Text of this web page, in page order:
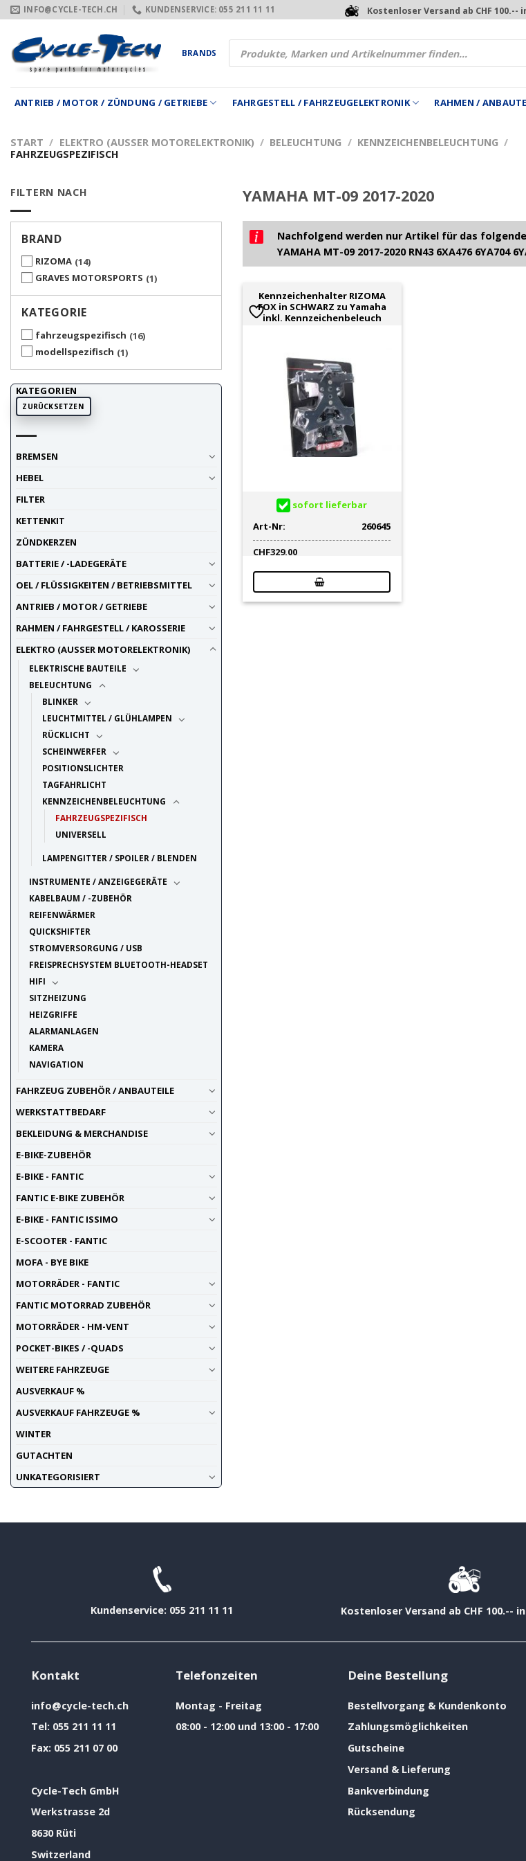
Zum
Inhalt
springen
INFO@CYCLE-TECH.CH KUNDENSERVICE: 055 211 11 11 Kostenloser Versand ab CHF 100.--
BRANDS
Products
search
ANTRIEB / MOTOR / ZÜNDUNG / GETRIEBE FAHRGESTELL / FAHRZEUGELEKTRONIK RAHMEN /
START / ELEKTRO (AUSSER MOTORELEKTRONIK) / BELEUCHTUNG / KENNZEICHENBELEUCHTUNG /
FAHRZEUGSPEZIFISCH
FILTERN NACH
BRAND
RIZOMA 14
GRAVES MOTORSPORTS 1
KATEGORIE
fahrzeugspezifisch 16
modellspezifisch 1
KATEGORIEN
ZURÜCKSETZEN
BREMSEN
HEBEL
FILTER
KETTENKIT
ZÜNDKERZEN
BATTERIE / -LADEGERÄTE
OEL / FLÜSSIGKEITEN / BETRIEBSMITTEL
ANTRIEB / MOTOR / GETRIEBE
RAHMEN / FAHRGESTELL / KAROSSERIE
ELEKTRO (AUSSER MOTORELEKTRONIK)
ELEKTRISCHE BAUTEILE
BELEUCHTUNG
BLINKER
LEUCHTMITTEL / GLÜHLAMPEN
RÜCKLICHT
SCHEINWERFER
POSITIONSLICHTER
TAGFAHRLICHT
KENNZEICHENBELEUCHTUNG
FAHRZEUGSPEZIFISCH
UNIVERSELL
LAMPENGITTER / SPOILER / BLENDEN
INSTRUMENTE / ANZEIGEGERÄTE
KABELBAUM / -ZUBEHÖR
REIFENWÄRMER
QUICKSHIFTER
STROMVERSORGUNG / USB
FREISPRECHSYSTEM BLUETOOTH-HEADSET
HIFI
SITZHEIZUNG
HEIZGRIFFE
ALARMANLAGEN
KAMERA
NAVIGATION
FAHRZEUG ZUBEHÖR / ANBAUTEILE
WERKSTATTBEDARF
BEKLEIDUNG & MERCHANDISE
E-BIKE-ZUBEHÖR
E-BIKE - FANTIC
FANTIC E-BIKE ZUBEHÖR
E-BIKE - FANTIC ISSIMO
E-SCOOTER - FANTIC
MOFA - BYE BIKE
MOTORRÄDER - FANTIC
FANTIC MOTORRAD ZUBEHÖR
MOTORRÄDER - HM-VENT
POCKET-BIKES / -QUADS
WEITERE FAHRZEUGE
AUSVERKAUF %
AUSVERKAUF FAHRZEUGE %
WINTER
GUTACHTEN
UNKATEGORISIERT
YAMAHA MT-09 2017-2020
Nachfolgend werden nur Artikel für das
YAMAHA MT-09 2017-2020 RN43 6XA476 6YA704
Kennzeichenhalter RIZOMA
FOX in SCHWARZ zu Yamaha
inkl. Kennzeichenbeleuch
sofort lieferbar
Art-Nr:
260645
CHF329.00
Kundenservice: 055 211 11 11 Kostenloser Versand ab CHF 100.--
Kontakt
info@cycle-tech.ch
Tel: 055 211 11 11
Fax: 055 211 07 00
Cycle-Tech GmbH
Werkstrasse 2d
8630 Rüti
Switzerland
Telefonzeiten
Montag - Freitag
08:00 - 12:00 und 13:00 - 17:00
Deine Bestellung
Bestellvorgang & Kundenkonto
Zahlungsmöglichkeiten
Gutscheine
Versand & Lieferung
Bankverbindung
Rücksendung